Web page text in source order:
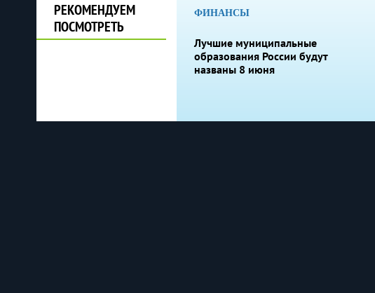
РЕКОМЕНДУЕМ
ПОСМОТРЕТЬ
ФИНАНСЫ
Лучшие муниципальные
образования России будут
названы 8 июня